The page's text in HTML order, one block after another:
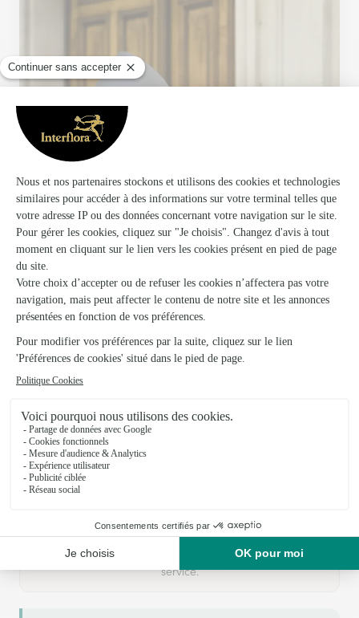
Votre fleuriste artisan à Noailles
Au Mimosaest membre du réseau Interflora et a
obtenu le label
pour sa qualité de
service.